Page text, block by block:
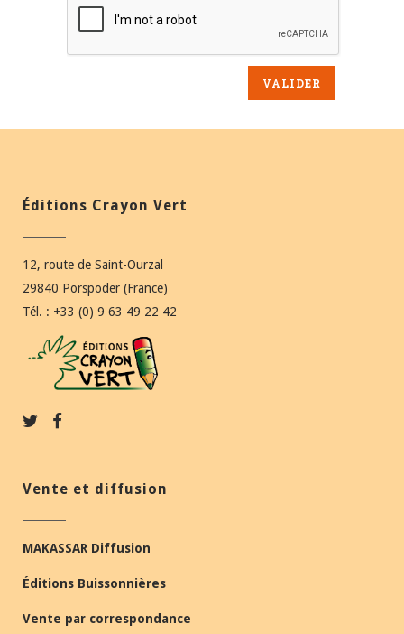
Éditions Crayon Vert
12, route de Saint-Ourzal
29840 Porspoder (France)
Tél. : +33 (0) 9 63 49 22 42
Vente et diffusion
MAKASSAR Diffusion
Éditions Buissonnières
Vente par correspondance